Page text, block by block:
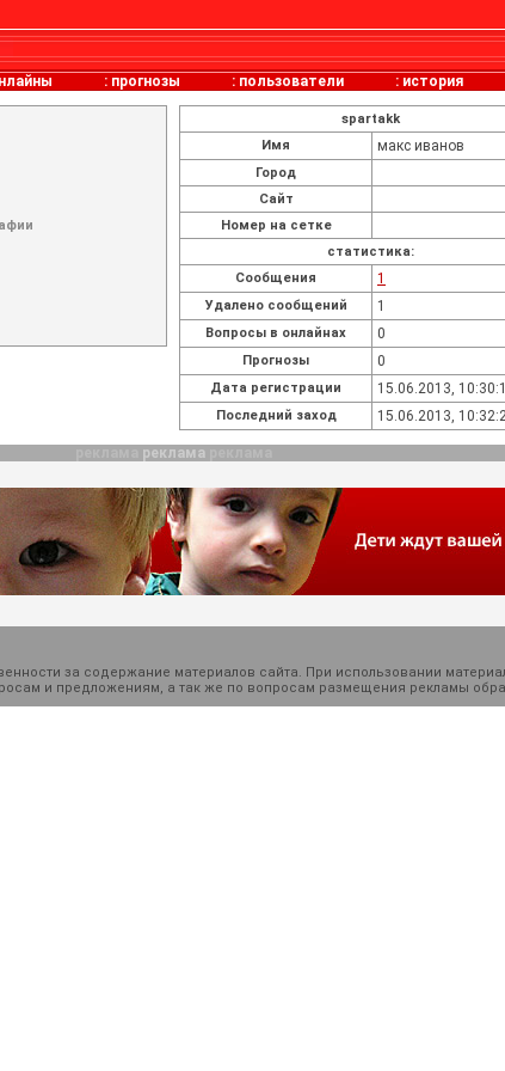
: прогнозы : пользователи : история
spartakk
Имя
макс иванов
Город
Сайт
Номер на сетке
статистика:
Cообщения
1
Удалено сообщений 1
Вопросы в онлайнах 0
Прогнозы 0
Дата регистрации 15.06.2013,
Последний заход 15.06.2013,
реклама
за содержание материалов сайта. При использовании
и предложениям, а так же по вопросам размещения рекламы